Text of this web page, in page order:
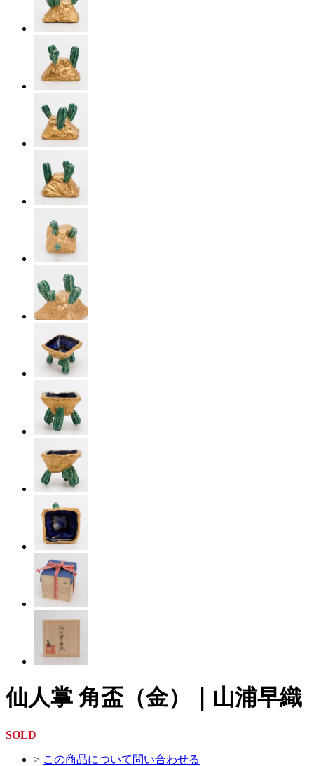
仙人掌 角盃（金）｜山浦早織
SOLD
> この商品について問い合わせる